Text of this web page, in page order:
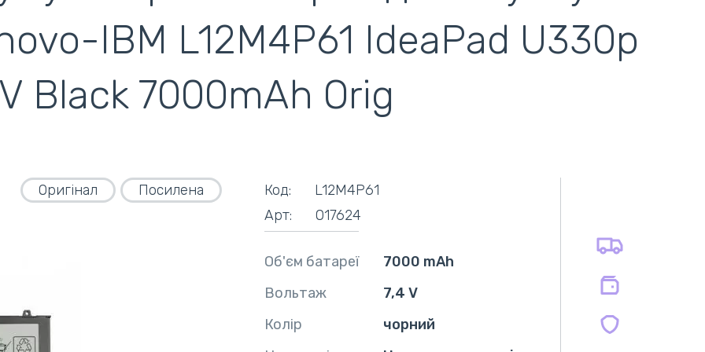
IBM L12M4P61 IdeaPad U330p
Black 7000mAh Orig
Оригінал Посилена Код:
L12M4P61
Арт:
017624
Об'єм батареї
7000 mAh
Вольтаж
7,4 V
Колір
чорний
на сумісні блоки живлення 12 міс.